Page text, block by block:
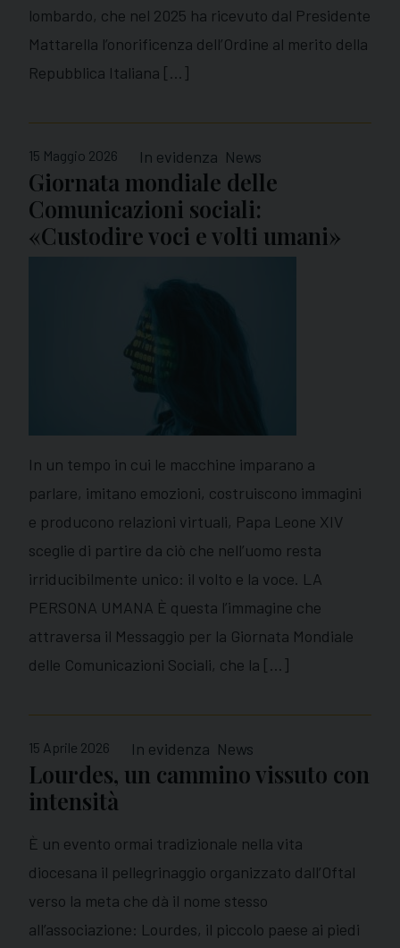
lombardo, che nel 2025 ha ricevuto dal Presidente
Mattarella l’onorificenza dell’Ordine al merito della
Repubblica Italiana […]
15 Maggio 2026 In evidenza News
Giornata mondiale delle
Comunicazioni sociali:
«Custodire voci e volti umani»
In un tempo in cui le macchine imparano a
parlare, imitano emozioni, costruiscono immagini
e producono relazioni virtuali, Papa Leone XIV
sceglie di partire da ciò che nell’uomo resta
irriducibilmente unico: il volto e la voce. LA
PERSONA UMANA È questa l’immagine che
attraversa il Messaggio per la Giornata Mondiale
delle Comunicazioni Sociali, che la […]
15 Aprile 2026 In evidenza News
Lourdes, un cammino vissuto con
intensità
È un evento ormai tradizionale nella vita
diocesana il pellegrinaggio organizzato dall’Oftal
verso la meta che dà il nome stesso
all’associazione: Lourdes, il piccolo paese ai piedi